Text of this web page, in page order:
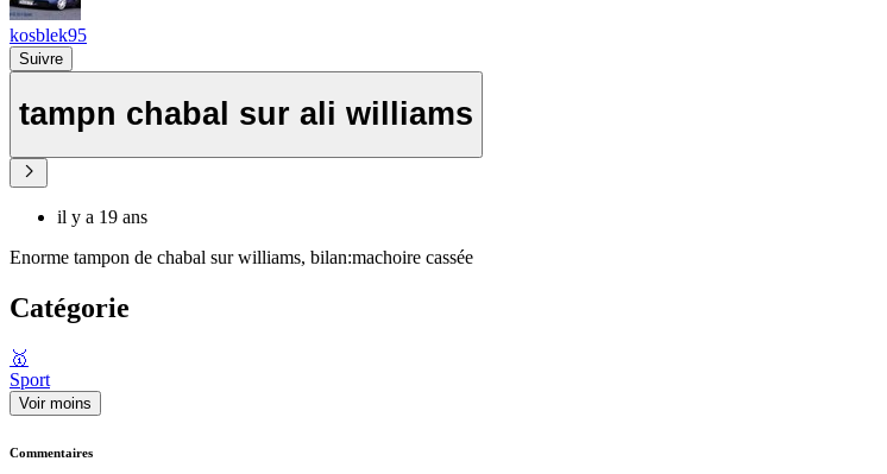
kosblek95
Suivre
tampn chabal sur ali williams
il y a 19 ans
Enorme tampon de chabal sur williams, bilan:machoire cassée
Catégorie
🥇
Sport
Voir moins
Commentaires